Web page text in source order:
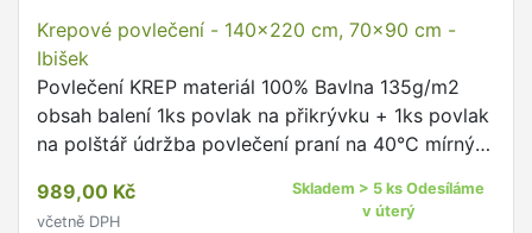
Krepové povlečení - 140x220 cm, 70x90 cm -
Ibišek
Povlečení KREP materiál 100% Bavlna 135g/m2
obsah balení 1ks povlak na přikrývku + 1ks povlak
na polštář údržba povlečení praní na 40°C mírný
uzávěry dodržujte …
989,00 Kč
včetně DPH
Skladem > 5 ks Odesíláme
v úterý